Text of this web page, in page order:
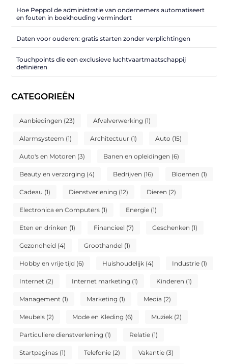
Hoe Peppol de administratie van ondernemers automatiseert
en fouten in boekhouding vermindert
Daten voor ouderen: gratis starten zonder verplichtingen
Touchpoints die een exclusieve luchtvaartmaatschappij
definiëren
CATEGORIEËN
Aanbiedingen (23) Afvalverwerking (1)
Alarmsysteem (1) Architectuur (1) Auto (15)
Auto's en Motoren (3) Banen en opleidingen (6)
Beauty en verzorging (4) Bedrijven (16) Bloemen (1)
Cadeau (1) Dienstverlening (12) Dieren (2)
Electronica en Computers (1) Energie (1)
Eten en drinken (1) Financieel (7) Geschenken (1)
Gezondheid (4) Groothandel (1)
Hobby en vrije tijd (6) Huishoudelijk (4) Industrie (1)
Internet (2) Internet marketing (1) Kinderen (1)
Management (1) Marketing (1) Media (2)
Meubels (2) Mode en Kleding (6) Muziek (2)
Particuliere dienstverlening (1) Relatie (1)
Startpaginas (1) Telefonie (2) Vakantie (3)